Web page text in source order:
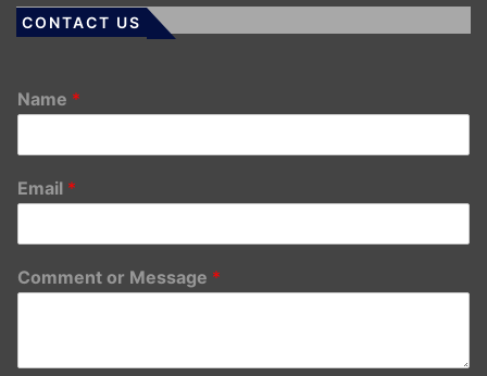
CONTACT US
Name *
Email *
Comment or Message *